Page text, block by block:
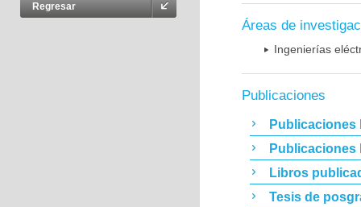
Regresar
Áreas de
Ingenierías
Publicaciones
Publicaciones
Publicaciones
Libros
Tesis de